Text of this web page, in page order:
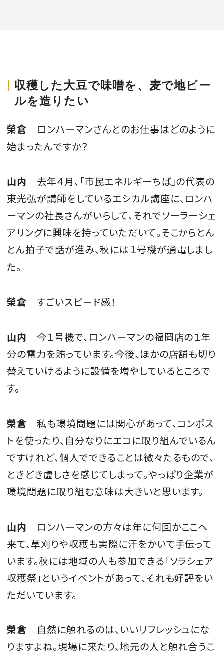
収穫した大豆で味噌を、麦で地ビー
ルを造りたい
榮倉 ロンハーマンさんとのお仕事はどのように
始まったんですか？
山内 去年４月、「市民エネルギーちば」の代表の
東光弘が講師をしているエシカル講座に、ロンハ
ーマンの社長さんがいらして、それでソーラーシェ
アリングに興味を持っていただいて。そこからとん
とん拍子で話が進み、秋には１号機が通電しまし
た。
榮倉 すごいスピード感！
山内 今１号機で、ロンハーマンの福岡店の１年
分の電力を賄っています。今後、ほかの店舗も切り
替えていけるように設備を増やしているところで
す。
榮倉 私も環境問題には関心があって、コンポス
トを使ったり、自分なりにエコに取り組んでいるん
ですけれど、個人でできることは微々たるもので、
ときどき虚しさを感じてしまって。やっぱり企業が
環境問題に取り組む意味は大きいと思います。
山内 ロンハーマンの方々は年に何回かここへ
来て、草刈りや収穫も実際に汗をかいて手伝って
います。秋には地域の人も参加できる「ソラシェア
収穫祭」というイベントがあって、それも好評をい
ただいています。
榮倉 自然に触れるのは、いいリフレッシュにな
りますよね。現場に来たり、地元の人と触れ合うこ